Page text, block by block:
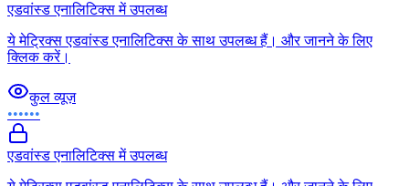
एडवांस्ड एनालिटिक्स में उपलब्ध
ये मेट्रिक्स एडवांस्ड एनालिटिक्स के साथ उपलब्ध हैं। और जानने के लिए
क्लिक करें।
कुल व्यूज़
••••••
एडवांस्ड एनालिटिक्स में उपलब्ध